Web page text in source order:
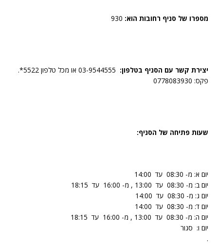
מספרו של סניף רחובות הוא:
יצירת קשר עם הסניף בטלפון:
03-9544555 או מכל טלפון 5522*.
פקס: 0778083930
שעות פתיחה של הסניף:
יום א: מ- 08:30 עד 14:00
יום ב: מ- 08:30 עד 13:00 , מ- 16:00 עד 18:15
יום ג: מ- 08:30 עד 14:00
יום ד: מ- 08:30 עד 14:00
יום ה: מ- 08:30 עד 13:00 , מ- 16:00 עד 18:15
יום ו: סגור
.